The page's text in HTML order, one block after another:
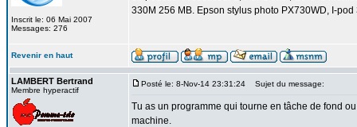
Inscrit le: 06 Mai 2007
Messages: 276
330M 256 MB. Epson stylus photo PX730WD, I-
Revenir en haut
LAMBERT Bertrand
Membre hyperactif
Posté le: 8-Nov-14 23:31:24 Sujet du message:
Tu as un programme qui tourne en tâche de fond
machine.